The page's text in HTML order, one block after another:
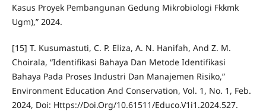
Kasus Proyek Pembangunan Gedung Mikrobiologi Fkkmk
Ugm),” 2024.
[15] T. Kusumastuti, C. P. Eliza, A. N. Hanifah, And Z. M.
Choirala, “Identifikasi Bahaya Dan Metode Identifikasi
Bahaya Pada Proses Industri Dan Manajemen Risiko,”
Environment Education And Conservation, Vol. 1, No. 1, Feb.
2024, Doi: Https://Doi.Org/10.61511/Educo.V1i1.2024.527.